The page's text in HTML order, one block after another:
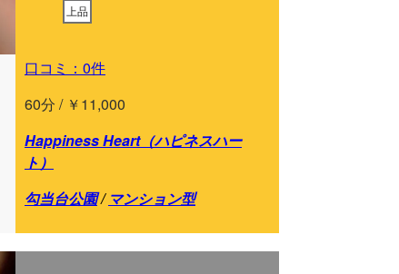
上品
口コミ：0件
60分 / ￥11,000
Happiness Heart（ハピネスハー
ト）
勾当台公園/ マンション型